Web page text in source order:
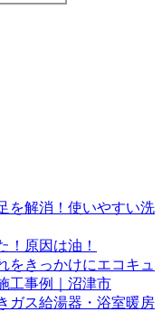
を解消！使いやすい洗
！原因は油！
をきっかけにエコキュ
工事例｜沼津市
ガス給湯器・浴室暖房